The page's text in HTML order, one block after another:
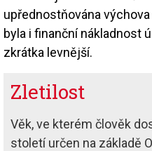
upřednostňována
byla i finanční nákladnost
zkrátka levnější.
Zletilost
Věk, ve kterém člověk
století určen na základě